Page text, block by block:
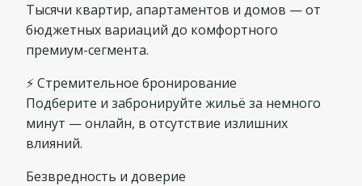
Тысячи квартир, апартаментов и домов — от
бюджетных вариаций до комфортного
премиум-сегмента.
⚡ Стремительное бронирование
Подберите и забронируйте жильё за немного
минут — онлайн, в отсутствие излишних
влияний.
Безвредность и доверие